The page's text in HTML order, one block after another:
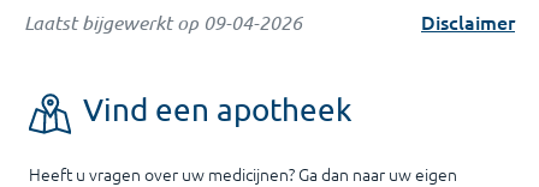
Laatst bijgewerkt op 09-04-2026 Disclaimer
Vind een apotheek
Heeft u vragen over uw medicijnen? Ga dan naar uw eigen